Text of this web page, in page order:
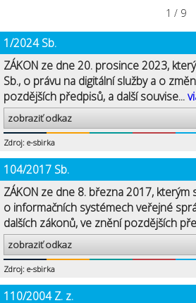
1 / 9
1/2024 Sb.
ZÁKON ze dne 20. prosince 2023,
Sb., o právu na digitální služby a o
pozdějších předpisů, a další souvise...
zobraziť odkaz
Zdroj: e-sbirka
104/2017 Sb.
ZÁKON ze dne 8. března 2017,
o informačních systémech veřejné
dalších zákonů, ve znění pozdějších
zobraziť odkaz
Zdroj: e-sbirka
110/2004 Z. z.